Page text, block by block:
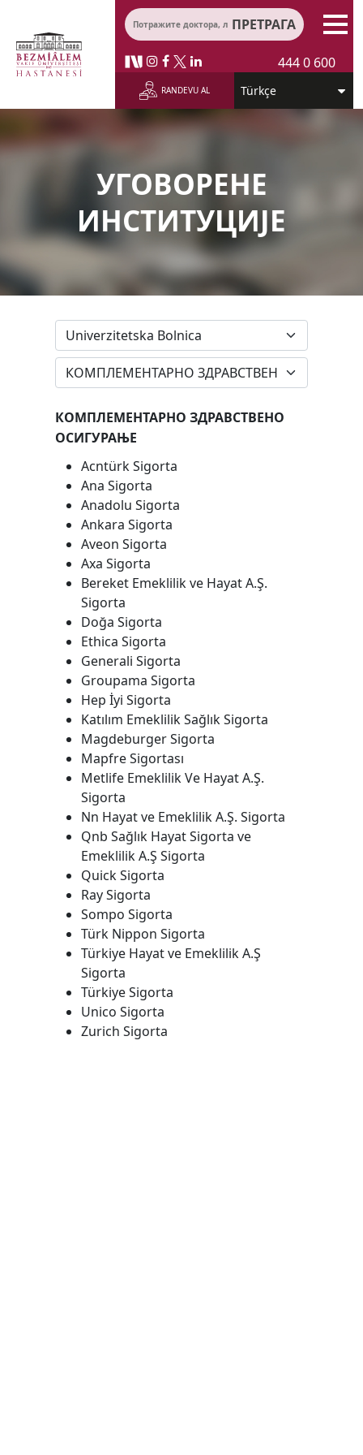
ПРЕТРАГА
444 0 600
RANDEVU AL
УГОВОРЕНЕ
ИНСТИТУЦИЈЕ
КОМПЛЕМЕНТАРНО ЗДРАВСТВЕНО
ОСИГУРАЊЕ​
Acntürk Sigorta​
Ana Sigorta​
Anadolu Sigorta
Ankara Sigorta
Aveon Sigorta
Axa Sigorta
Bereket Emeklilik ve Hayat A.Ş.
Sigorta
Doğa Sigorta
Ethica Sigorta​​
Generali Sigorta
Groupama Sigorta
Hep İyi Sigorta
Katılım Emeklilik Sağlık Sigorta
Magdeburger Sigorta
Mapfre Sigortası
Metlife Emeklilik Ve Hayat A.Ş.
Sigorta
Nn Hayat ve Emeklilik A.Ş. Sigorta
Qnb Sağlık Hayat Sigorta ve
Emeklilik A.Ş Sigorta
Quick Sigorta
Ray Sigorta
Sompo Sigorta
Türk Nippon Sigorta
Türkiye Hayat ve Emeklilik A.Ş
Sigorta
Türkiye Sigorta
Unico Sigorta
Zurich Sigorta